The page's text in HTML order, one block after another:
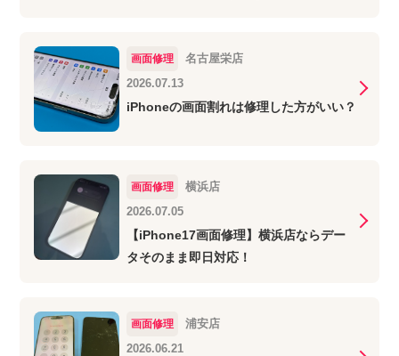
画面修理
名古屋栄店
2026.07.13
iPhoneの画面割れは修理した方がいい？
画面修理
横浜店
2026.07.05
【iPhone17画面修理】横浜店ならデー
タそのまま即日対応！
画面修理
浦安店
2026.06.21